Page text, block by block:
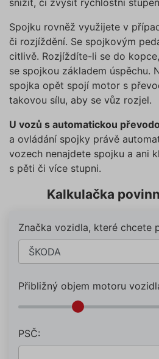
snížit, či zvýšit rychlostní
Spojku rovněž využijete v
či rozjíždění. Se spojkovým
citlivě. Rozjíždíte-li se do
se spojkou základem úspěchu.
spojka opět spojí motor s
takovou sílu, aby se vůz rozjel.
U vozů s automatickou
a ovládání spojky právě
vozech nenajdete spojku a ani
s pěti či více stupni.
Kalkulačka
Značka vozidla, které chcete
Přibližný objem motoru
PSČ: